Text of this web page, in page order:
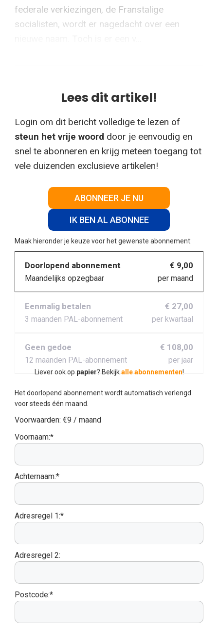
federale verkiezingen, de Franstalige
socialisten, wordt er nagedacht over een
Lees dit artikel!
Login om dit bericht volledige te lezen of
steun het vrije woord door je eenvoudig en
snel te abonneren en krijg meteen toegang tot
vele duizenden exclusieve artikelen!
ABONNEER JE NU
IK BEN AL ABONNEE
Maak hieronder je keuze voor het gewenste abonnement:
Doorlopend abonnement
Maandelijks opzegbaar
€ 9,00
per maand
Eenmalig betalen
3 maanden PAL-abonnement
€ 27,00
per kwartaal
Geen gedoe
12 maanden PAL-abonnement
€ 108,00
per jaar
Liever ook op papier? Bekijkalle abonnementen!
Het doorlopend abonnement wordt automatisch verlengd
voor steeds één maand.
Voorwaarden: €9 / maand
Voornaam:*
Achternaam:*
Adresregel 1:*
Adresregel 2:
Postcode:*